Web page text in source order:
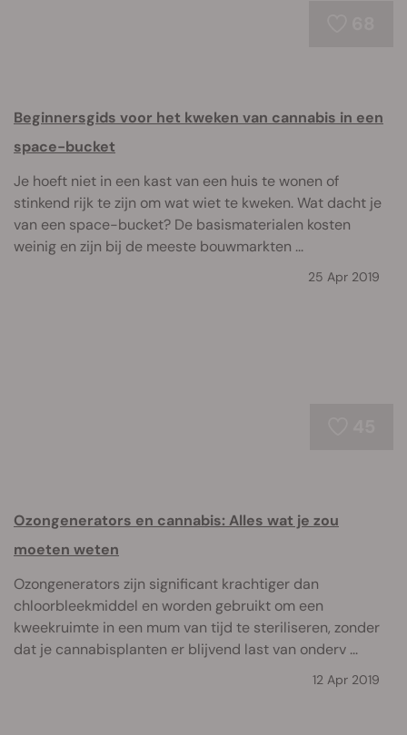
Beginnersgids voor het kweken van cannabis in een
space-bucket
Je hoeft niet in een kast van een huis te wonen of
stinkend rijk te zijn om wat wiet te kweken. Wat dacht je
van een space-bucket? De basismaterialen kosten
weinig en zijn bij de meeste bouwmarkten ...
25 Apr 2019
Ozongenerators en cannabis: Alles wat je zou
moeten weten
Ozongenerators zijn significant krachtiger dan
chloorbleekmiddel en worden gebruikt om een
kweekruimte in een mum van tijd te steriliseren, zonder
dat je cannabisplanten er blijvend last van onderv ...
12 Apr 2019